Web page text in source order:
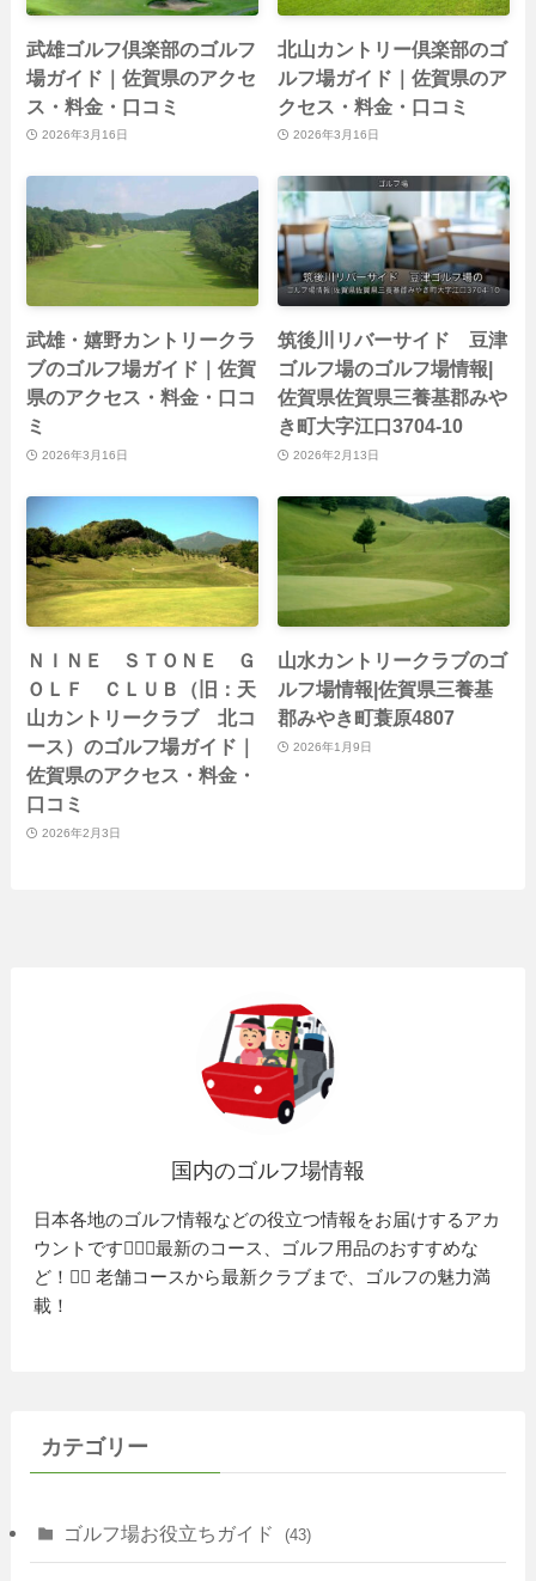
武雄ゴルフ倶楽部のゴルフ
場ガイド｜佐賀県のアクセ
ス・料金・口コミ
2026年3月16日
北山カントリー倶楽部のゴ
ルフ場ガイド｜佐賀県のア
クセス・料金・口コミ
2026年3月16日
武雄・嬉野カントリークラ
ブのゴルフ場ガイド｜佐賀
県のアクセス・料金・口コ
ミ
2026年3月16日
筑後川リバーサイド 豆津
ゴルフ場のゴルフ場情報|
佐賀県佐賀県三養基郡みや
き町大字江口3704-10
2026年2月13日
ＮＩＮＥ ＳＴＯＮＥ Ｇ
ＯＬＦ ＣＬＵＢ（旧：天
山カントリークラブ 北コ
ース）のゴルフ場ガイド｜
佐賀県のアクセス・料金・
口コミ
2026年2月3日
山水カントリークラブのゴ
ルフ場情報|佐賀県三養基
郡みやき町蓑原4807
2026年1月9日
国内のゴルフ場情報
日本各地のゴルフ情報などの役立つ情報をお届けするアカ
ウントです🏌️‍♂️⛳️最新のコース、ゴルフ用品のおすすめな
ど！🏌️‍♀️ 老舗コースから最新クラブまで、ゴルフの魅力満
載！
カテゴリー
ゴルフ場お役立ちガイド (43)